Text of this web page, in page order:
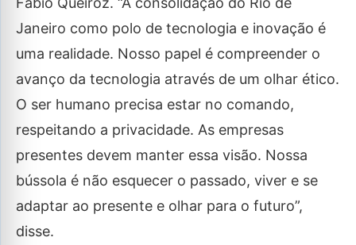
Janeiro como polo de tecnologia e inovação é
uma realidade. Nosso papel é compreender o
avanço da tecnologia através de um olhar ético.
O ser humano precisa estar no comando,
respeitando a privacidade. As empresas
presentes devem manter essa visão. Nossa
bússola é não esquecer o passado, viver e se
adaptar ao presente e olhar para o futuro”,
disse.